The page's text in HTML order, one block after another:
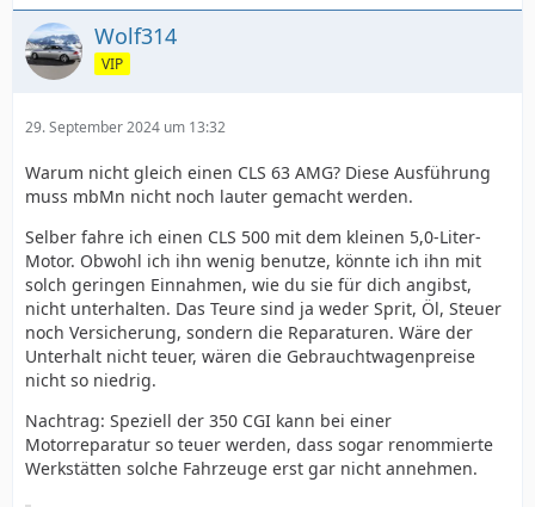
Wolf314
VIP
29. September 2024 um 13:32
Warum nicht gleich einen CLS 63 AMG? Diese Ausführung
muss mbMn nicht noch lauter gemacht werden.
Selber fahre ich einen CLS 500 mit dem kleinen 5,0-Liter-
Motor. Obwohl ich ihn wenig benutze, könnte ich ihn mit
solch geringen Einnahmen, wie du sie für dich angibst,
nicht unterhalten. Das Teure sind ja weder Sprit, Öl, Steuer
noch Versicherung, sondern die Reparaturen. Wäre der
Unterhalt nicht teuer, wären die Gebrauchtwagenpreise
nicht so niedrig.
Nachtrag: Speziell der 350 CGI kann bei einer
Motorreparatur so teuer werden, dass sogar renommierte
Werkstätten solche Fahrzeuge erst gar nicht annehmen.